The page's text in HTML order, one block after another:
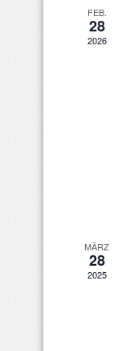
FEB.
28
2026
MÄRZ
28
2025